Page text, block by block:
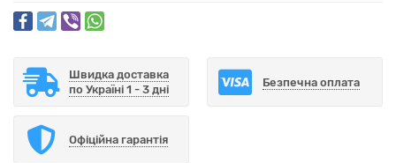
Швидка доставка
по Україні 1 - 3 дні
Безпечна оплата
Офіційна гарантія